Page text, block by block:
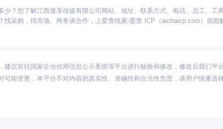
河北 河南 福建 湖北 安徽 重庆 陕西 湖南 辽宁 天津
江西
新疆 甘肃 海南 宁夏 青海 西藏
？想了解江西厘享传媒有限公司网站、地址、联系方式、电话、员工、工
采购，找市场、商务谈合作，上爱查线索-爱查 ICP（aichaicp.com）就能
议前往国家企业信用信息公示系统等平台进行核验和修改，修改后我们平
能变更，本平台不对内容的真实性、准确性和合法性负责，请用户慎重选